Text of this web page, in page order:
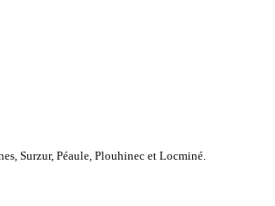
Surzur, Péaule, Plouhinec et Locminé.